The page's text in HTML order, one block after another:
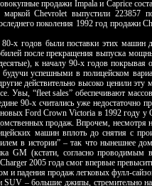
продажи Impala и Caprice
маркой Chevrolet выпустили 223857
поколения 1992 год продажи
х годов были поставки этих машин
после прекращения выпуска
к началу 90-х годов покрывая
будучи успешными в полицейском
действительно высоко ценили
Увы, “fleet sales” обеспечивают
90-х считались уже недостаточно
Ford Crown Victoria в 1992 году у
продаж. Впрочем, несмотря
машин вплоть до снятия с
в истории” – так что нынешнее
GM (кстати, согласно
2005 года смог впервые
и падения продаж легковых фулл-
SUV – большие джипы, стремительно